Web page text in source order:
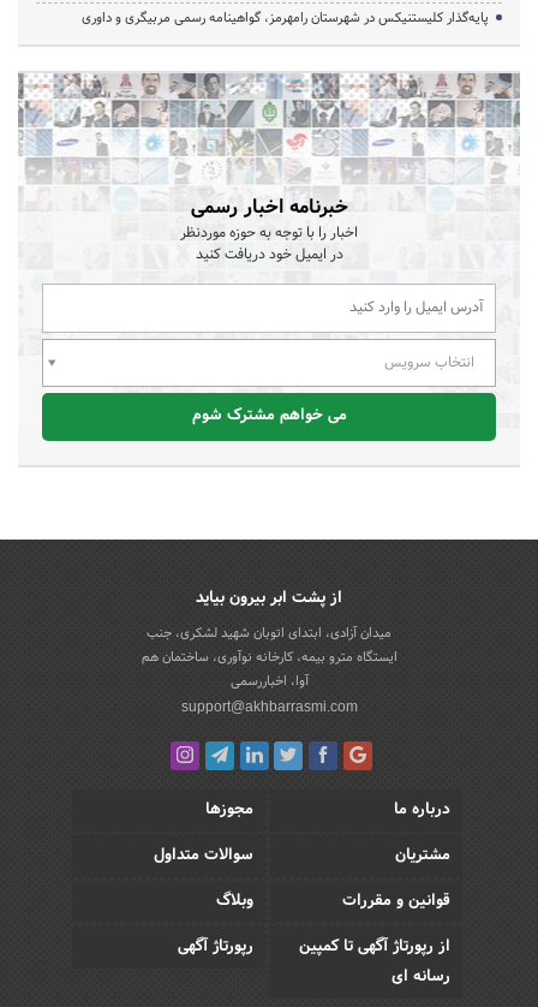
پایه‌گذار کلیستنیکس در شهرستان رامهرمز، گواهینامه رسمی مربیگری و داوری
خبرنامه اخبار رسمی
اخبار را با توجه به حوزه موردنظر
در ایمیل خود دریافت کنید
انتخاب سرویس
می خواهم مشترک شوم
از پشت ابر بیرون بیاید
میدان آزادی، ابتدای اتوبان شهید لشکری، جنب
ایستگاه مترو بیمه، کارخانه نوآوری، ساختمان هم
آوا، اخباررسمی
support@akhbarrasmi.com
درباره ما
مجوزها
مشتریان
سوالات متداول
قوانین و مقررات
وبلاگ
از رپورتاژ آگهی تا کمپین
رسانه ای
رپورتاژ آگهی